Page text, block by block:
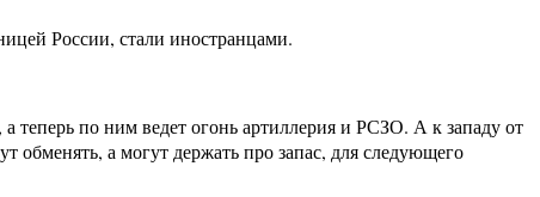
России, стали иностранцами.
теперь по ним ведет огонь артиллерия и РСЗО. А к западу от
обменять, а могут держать про запас, для следующего